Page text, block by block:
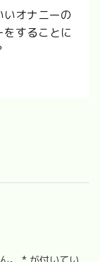
いオナニーの
することに
。 * が付いてい